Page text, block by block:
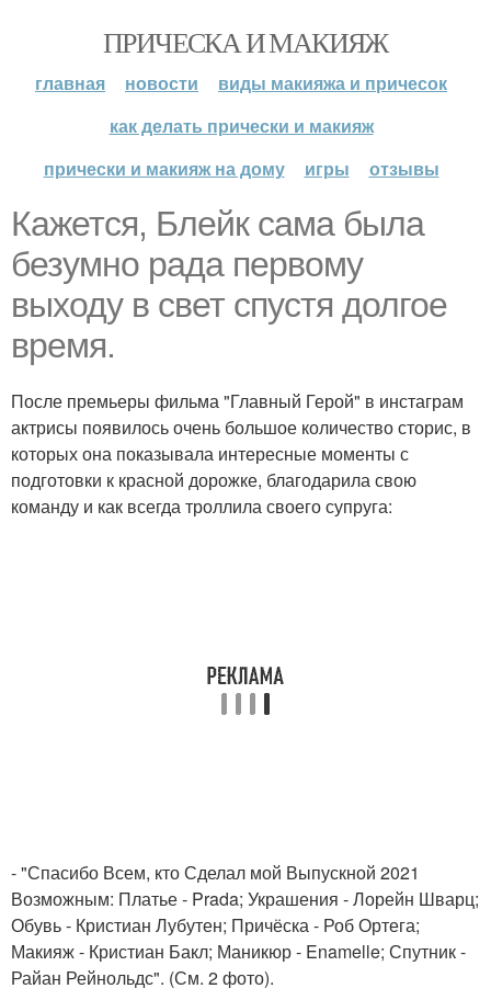
ПРИЧЕСКА И МАКИЯЖ
главная новости
виды макияжа и причесок
как делать прически и макияж
прически и макияж на дому
игры отзывы
Кажется, Блейк сама была
безумно рада первому
выходу в свет спустя долгое
время.
После премьеры фильма "Главный Герой" в инстаграм
актрисы появилось очень большое количество сторис, в
которых она показывала интересные моменты с
подготовки к красной дорожке, благодарила свою
команду и как всегда троллила своего супруга:
- "Спасибо Всем, кто Сделал мой Выпускной 2021
Возможным: Платье - Prada; Украшения - Лорейн Шварц;
Обувь - Кристиан Лубутен; Причёска - Роб Ортега;
Макияж - Кристиан Бакл; Маникюр - Enamelle; Спутник -
Райан Рейнольдс". (См. 2 фото).